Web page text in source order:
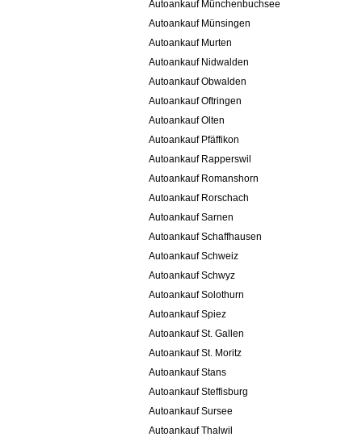
Autoankauf Münchenbuchsee
Autoankauf Münsingen
Autoankauf Murten
Autoankauf Nidwalden
Autoankauf Obwalden
Autoankauf Oftringen
Autoankauf Olten
Autoankauf Pfäffikon
Autoankauf Rapperswil
Autoankauf Romanshorn
Autoankauf Rorschach
Autoankauf Sarnen
Autoankauf Schaffhausen
Autoankauf Schweiz
Autoankauf Schwyz
Autoankauf Solothurn
Autoankauf Spiez
Autoankauf St. Gallen
Autoankauf St. Moritz
Autoankauf Stans
Autoankauf Steffisburg
Autoankauf Sursee
Autoankauf Thalwil